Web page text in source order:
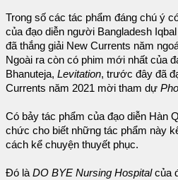
Trong số các tác phẩm đáng chú ý
của đạo diễn người Bangladesh
đã thắng giải New Currents năm
Ngoài ra còn có phim mới nhất của
Bhanuteja, Levitation, trước đây đã
Currents năm 2021 mời tham dự
Có bảy tác phẩm của đạo diễn Hàn
chức cho biết những tác phẩm này
cách kể chuyện thuyết phục.
Đó là DO BYE Nursing Hospitalcủa